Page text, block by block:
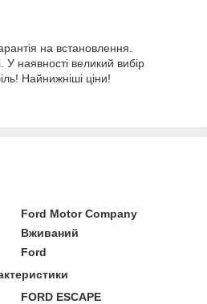
на встановлення.
У наявності великий вибір
Найнижніші ціни!
Ford Motor Company
Вживаний
Ford
FORD ESCAPE